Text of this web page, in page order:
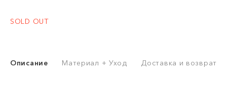
SOLD OUT
Описание Материал + Уход Доставка и возврат